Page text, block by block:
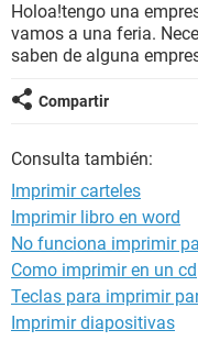
Holoa!tengo una
vamos a una feria.
saben de alguna
Compartir
Consulta también:
Imprimir carteles
Imprimir libro en word
No funciona imprimir
Como imprimir en un cd
Teclas para imprimir
Imprimir diapositivas